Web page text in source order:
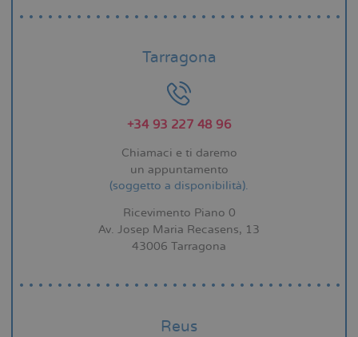
Tarragona
+34 93 227 48 96
Chiamaci e ti daremo
un appuntamento
(soggetto a disponibilità).
Ricevimento Piano 0
Av. Josep Maria Recasens, 13
43006 Tarragona
Reus